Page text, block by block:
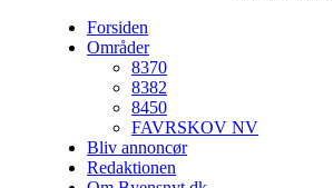
Forsiden
Områder
8370
8382
8450
FAVRSKOV NV
Bliv annoncør
Redaktionen